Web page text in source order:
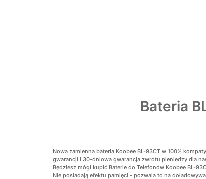
Bateria
Nowa zamienna bateria Koobee BL-93CT w 100%
gwarancji i 30-dniowa gwarancja zwrotu pieniedzy dla
Będziesz mógł kupić Baterie do Telefonów Koobee BL-
Nie posiadają efektu pamięci - pozwala to na